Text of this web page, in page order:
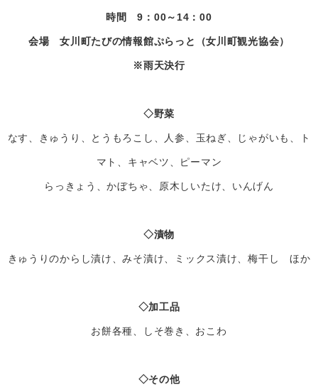
時間 9：00～14：00
会場 女川町たびの情報館ぷらっと（女川町観光協会）
※雨天決行
◇野菜
なす、きゅうり、とうもろこし、人参、玉ねぎ、じゃがいも、ト
マト、キャベツ、ピーマン
らっきょう、かぼちゃ、原木しいたけ、いんげん
◇漬物
きゅうりのからし漬け、みそ漬け、ミックス漬け、梅干し ほか
◇加工品
お餅各種、しそ巻き、おこわ
◇その他